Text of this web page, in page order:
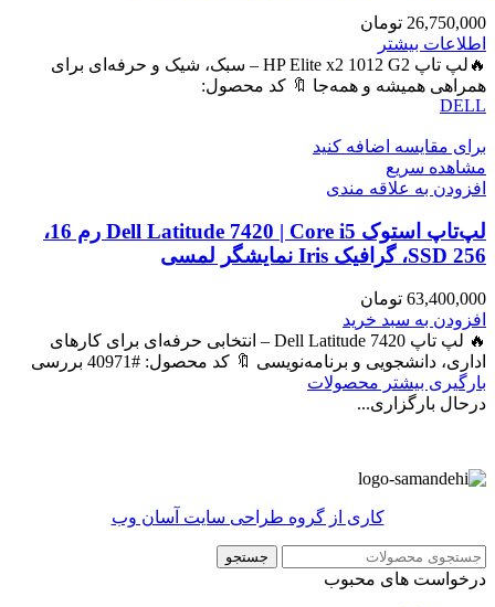
26,750,000 تومان
اطلاعات بیشتر
🔥لپ تاپ HP Elite x2 1012 G2 – سبک، شیک و حرفه‌ای برای
همراهی همیشه و همه‌جا 🔖 کد محصول:
DELL
برای مقایسه اضافه کنید
مشاهده سریع
افزودن به علاقه مندی
لپ‌تاپ استوک Dell Latitude 7420 | Core i5 رم 16،
SSD 256، گرافیک Iris نمایشگر لمسی
63,400,000 تومان
افزودن به سبد خرید
🔥 لپ تاپ Dell Latitude 7420 – انتخابی حرفه‌ای برای کارهای
اداری، دانشجویی و برنامه‌نویسی 🔖 کد محصول: #40971 بررسی
بارگیری بیشتر محصولات
درحال بارگزاری...
کاری از گروه طراحی سایت آسان وب
جستجو
درخواست های محبوب